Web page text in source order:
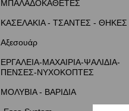
ΜΠΑΛΑΔΟΚΑΘΕΤΕΣ
ΚΑΣΕΛΑΚΙΑ - ΤΣΑΝΤΕΣ - ΘΗΚΕΣ
Αξεσουάρ
ΕΡΓΑΛΕΙΑ-ΜΑΧΑΙΡΙΑ-ΨΑΛΙΔΙΑ-
ΠΕΝΣΕΣ-ΝΥΧΟΚΟΠΤΕΣ
ΜΟΛΥΒΙΑ - ΒΑΡΙΔΙΑ